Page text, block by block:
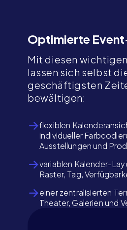
Optimierte
Mit diesen
lassen sich selbst
geschäftigsten
bewältigen:
flexiblen
individueller
Ausstellungen und
variablen Kalender-
Raster, Tag,
einer zentralisierten
Theater, Galerien und